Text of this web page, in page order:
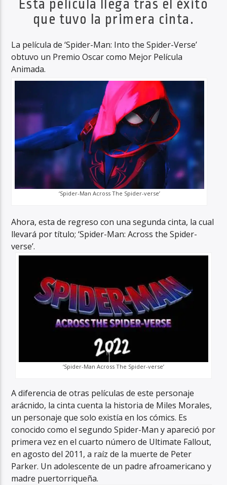
Esta película llega tras el éxito
que tuvo la primera cinta.
La película de ‘Spider-Man: Into the Spider-Verse’
obtuvo un Premio Oscar como Mejor Película
Animada.
‘Spider-Man Across The Spider-verse’
Ahora, esta de regreso con una segunda cinta, la cual
llevará por título; ‘Spider-Man: Across the Spider-
verse’.
‘Spider-Man Across The Spider-verse’
A diferencia de otras películas de este personaje
arácnido, la cinta cuenta la historia de Miles Morales,
un personaje que solo existía en los cómics. Es
conocido como el segundo Spider-Man y apareció por
primera vez en el cuarto número de Ultimate Fallout,
en agosto del 2011, a raíz de la muerte de Peter
Parker. Un adolescente de un padre afroamericano y
madre puertorriqueña.